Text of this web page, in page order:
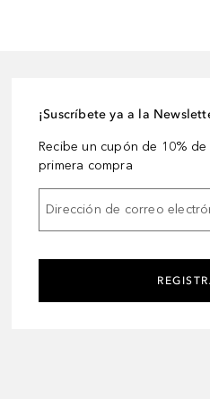
¡Suscríbete ya a la
Recibe un cupón de 10%
primera compra
Dirección de correo